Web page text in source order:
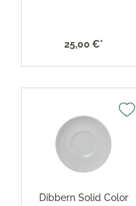
25,00 €*
Dibbern Solid Color